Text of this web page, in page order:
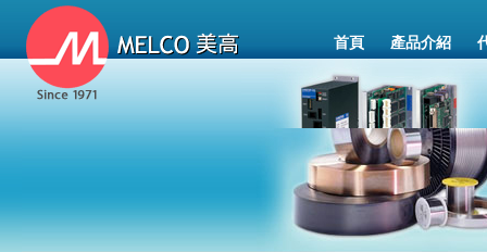
首頁 產品介紹